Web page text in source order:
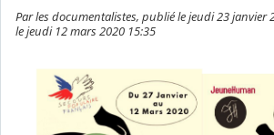
Par les documentalistes, publié le jeudi 23 janvier
le jeudi 12 mars 2020 15:35